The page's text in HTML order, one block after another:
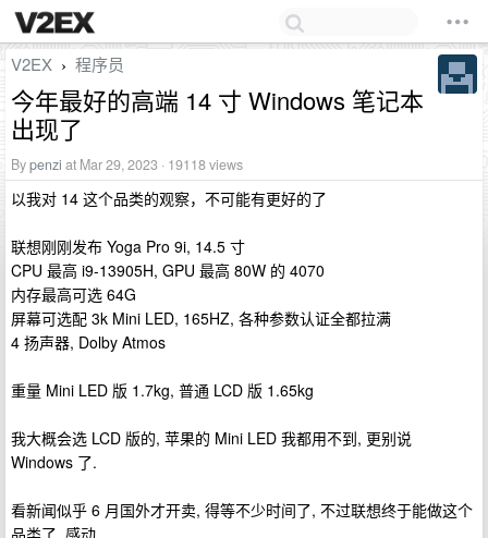
V2EX › 程序员
今年最好的高端 14 寸 Windows 笔记本
出现了
Bypenzi at Mar 29, 2023 · 19118 views
以我对 14 这个品类的观察，不可能有更好的了
联想刚刚发布 Yoga Pro 9i, 14.5 寸
CPU 最高 i9-13905H, GPU 最高 80W 的 4070
内存最高可选 64G
屏幕可选配 3k Mini LED, 165HZ, 各种参数认证全都拉满
4 扬声器, Dolby Atmos
重量 Mini LED 版 1.7kg, 普通 LCD 版 1.65kg
我大概会选 LCD 版的, 苹果的 Mini LED 我都用不到, 更别说
Windows 了.
看新闻似乎 6 月国外才开卖, 得等不少时间了, 不过联想终于能做这个
品类了, 感动